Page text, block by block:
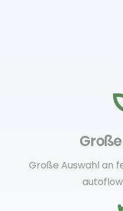
Große Auswahl an